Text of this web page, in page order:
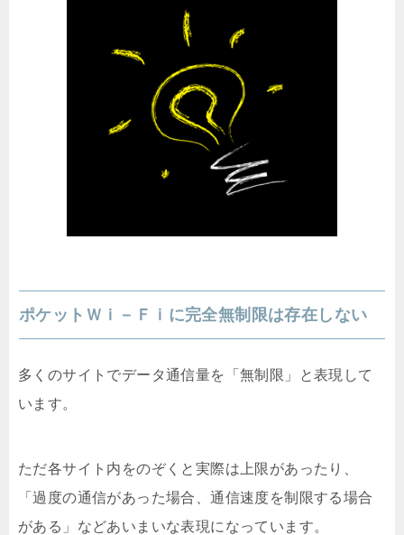
ポケットＷｉ－Ｆｉに完全無制限は存在しない
多くのサイトでデータ通信量を「無制限」と表現して
います。
ただ各サイト内をのぞくと実際は上限があったり、
「過度の通信があった場合、通信速度を制限する場合
がある」などあいまいな表現になっています。